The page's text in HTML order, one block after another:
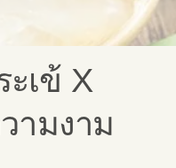
เข้ X
มงาม